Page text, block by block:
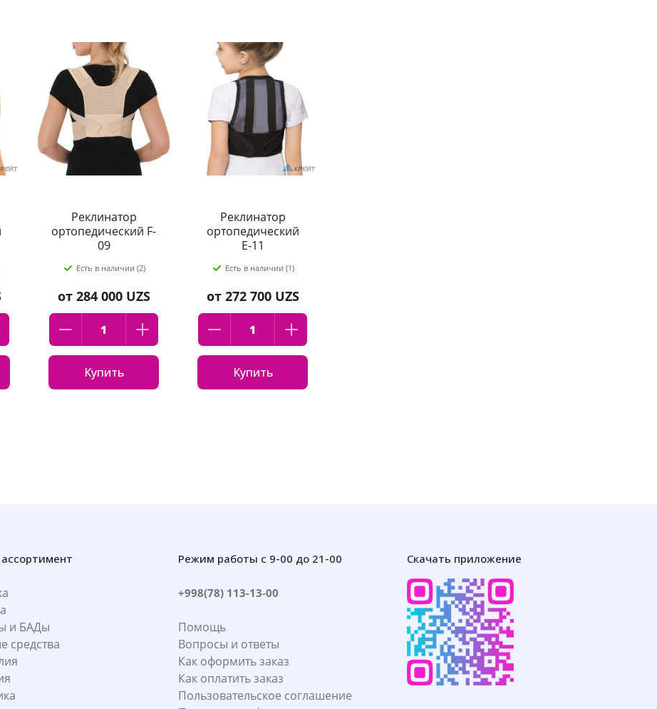
Реклинатор
ортопедический F-
09
Есть в наличии (2)
от 284 000 UZS
Купить
Реклинатор
ортопедический
Е-11
Есть в наличии (1)
от 272 700 UZS
Купить
и БАДы
средства
Режим работы с 9-00 до 21-00
+998(78) 113-13-00
Помощь
Вопросы и ответы
Как оформить заказ
Как оплатить заказ
Пользовательское соглашение
Скачать приложение